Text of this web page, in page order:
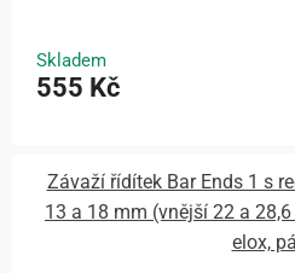
Skladem
555 Kč
Závaží řídítek Bar Ends 1 s
13 a 18 mm (vnější 22 a
elox,